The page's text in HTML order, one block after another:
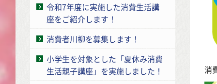
令和7年度に実施した消費生活講
座をご紹介します！
消費者川柳を募集します！
小学生を対象とした「夏休み消費
生活親子講座」を実施しました！
消